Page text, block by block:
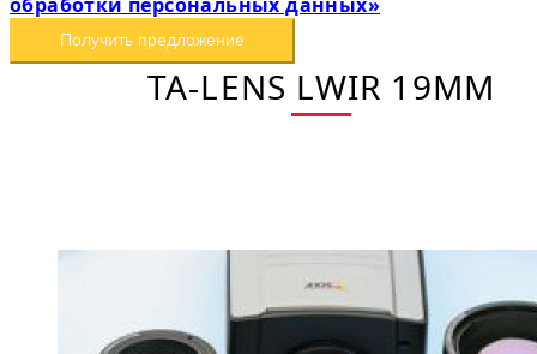
Получить предложение
TA-LENS LWIR 19MM